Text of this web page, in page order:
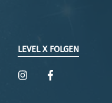
LEVEL X FOLGEN